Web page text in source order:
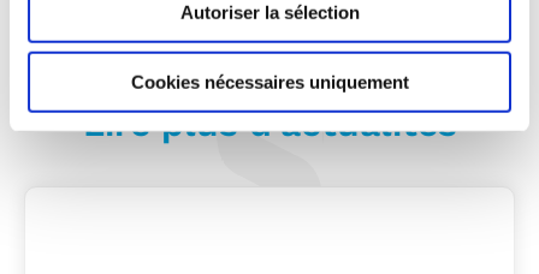
Autoriser la sélection
Cookies nécessaires uniquement
Lire plus d’actualités